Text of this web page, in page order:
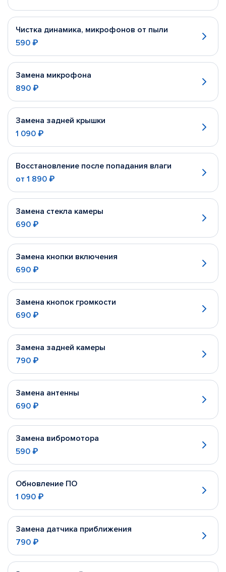
Чистка динамика, микрофонов от пыли
590 ₽
Замена микрофона
890 ₽
Замена задней крышки
1 090 ₽
Восстановление после попадания влаги
от 1 890 ₽
Замена стекла камеры
690 ₽
Замена кнопки включения
690 ₽
Замена кнопок громкости
690 ₽
Замена задней камеры
790 ₽
Замена антенны
690 ₽
Замена вибромотора
590 ₽
Обновление ПО
1 090 ₽
Замена датчика приближения
790 ₽